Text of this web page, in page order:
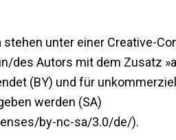
stehen unter einer Creative-
des Autors mit dem Zusatz
(BY) und für
werden (SA)
by-nc-sa/3.0/de/).